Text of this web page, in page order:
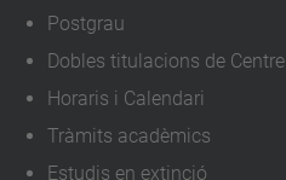
3D
2023-
04-
04T09:00:00+02:00
2023-
Postgrau
Dobles titulacions de Centre
Horaris i Calendari
Tràmits acadèmics
Estudis en extinció